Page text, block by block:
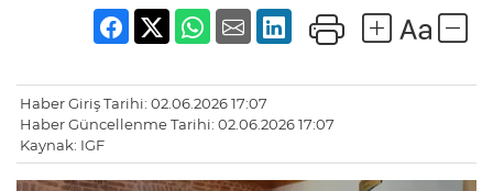
Haber Giriş Tarihi: 02.06.2026 17:07
Haber Güncellenme Tarihi: 02.06.2026 17:07
Kaynak: IGF